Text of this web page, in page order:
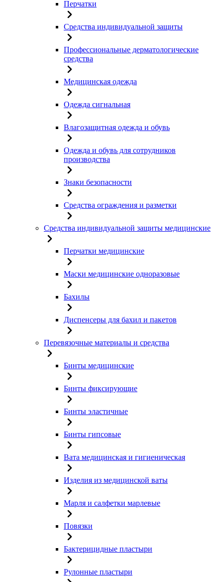
Перчатки
Средства индивидуальной защиты
Профессиональные дерматологические
средства
Медицинская одежда
Одежда сигнальная
Влагозащитная одежда и обувь
Одежда и обувь для сотрудников
производства
Знаки безопасности
Средства ограждения и разметки
Средства индивидуальной защиты медицинские
Перчатки медицинские
Маски медицинские одноразовые
Бахилы
Диспенсеры для бахил и пакетов
Перевязочные материалы и средства
Бинты медицинские
Бинты фиксирующие
Бинты эластичные
Бинты гипсовые
Вата медицинская и гигиеническая
Изделия из медицинской ваты
Марля и салфетки марлевые
Повязки
Бактерицидные пластыри
Рулонные пластыри